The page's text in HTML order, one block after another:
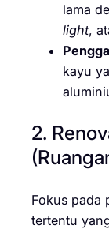
lama
light,
kayu
2.
Fokus pada
tertentu